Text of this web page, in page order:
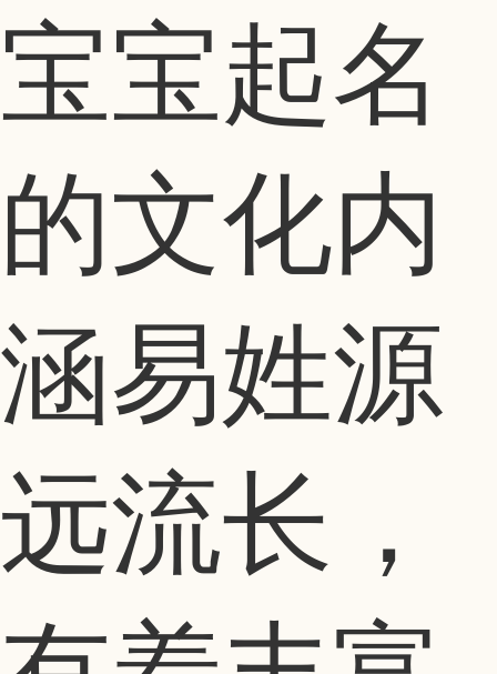
宝宝起名
的文化内
涵易姓源
远流长，